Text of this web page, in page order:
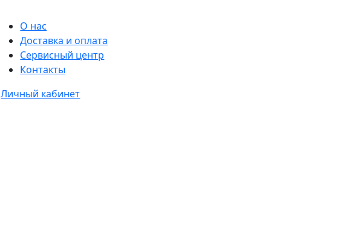
О нас
Доставка и оплата
Сервисный центр
Контакты
Личный кабинет